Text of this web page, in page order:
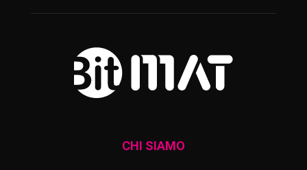
CHI SIAMO